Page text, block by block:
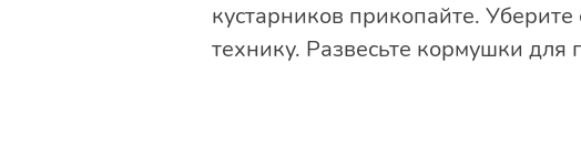
кустарников прикопайте.
технику. Развесьте кормушки для